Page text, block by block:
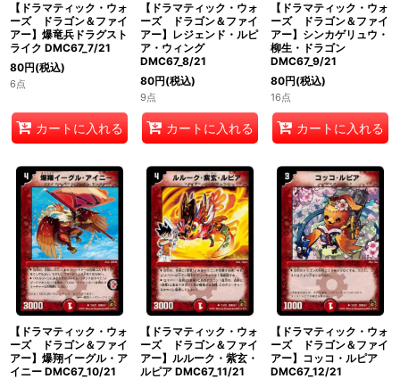
【ドラマティック・ウォ
ーズ ドラゴン＆ファイ
アー】爆竜兵ドラグスト
ライク DMC67_7/21
80円(税込)
6点
カートに入れる
【ドラマティック・ウォ
ーズ ドラゴン＆ファイ
アー】レジェンド・ルピ
ア・ウィング
DMC67_8/21
80円(税込)
9点
カートに入れる
【ドラマティック・ウォ
ーズ ドラゴン＆ファイ
アー】シンカゲリュウ・
柳生・ドラゴン
DMC67_9/21
80円(税込)
16点
カートに入れる
【ドラマティック・ウォ
ーズ ドラゴン＆ファイ
アー】爆翔イーグル・ア
イニー DMC67_10/21
【ドラマティック・ウォ
ーズ ドラゴン＆ファイ
アー】ルルーク・紫玄・
ルピア DMC67_11/21
【ドラマティック・ウォ
ーズ ドラゴン＆ファイ
アー】コッコ・ルピア
DMC67_12/21